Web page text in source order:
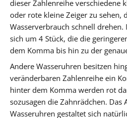
dieser Zahlenreihe verschiedene
oder rote kleine Zeiger zu sehen,
Wasserverbrauch schnell drehen.
sich um 4 Stück, die die
dem Komma bis hin zu der
Andere Wasseruhren besitzen
veränderbaren Zahlenreihe ein
hinter dem Komma werden rot
sozusagen die Zahnrädchen. Das
Wasseruhren gestaltet sich